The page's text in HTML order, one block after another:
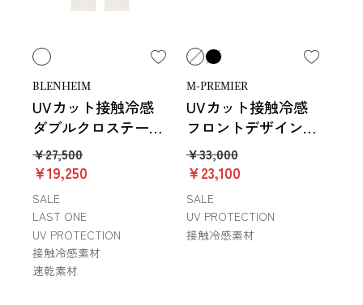
BLENHEIM
UVカット接触冷感
ダブルクロステーパ
ードパンツ
￥27,500
￥19,250
SALE
LAST ONE
UV PROTECTION
接触冷感素材
速乾素材
M-PREMIER
UVカット接触冷感
フロントデザインブ
ラウス
￥33,000
￥23,100
SALE
UV PROTECTION
接触冷感素材